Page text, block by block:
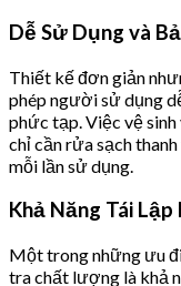
Dễ Sử Dụng và
Thiết kế đơn giản
phép người sử dụng
phức tạp. Việc vệ
chỉ cần rửa sạch
mỗi lần sử dụng.
Khả Năng Tái
Một trong những ưu
tra chất lượng là khả